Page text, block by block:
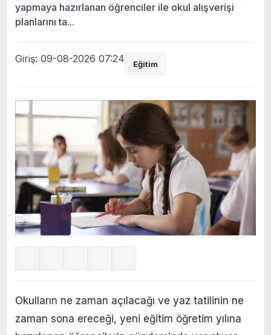
yapmaya hazırlanan öğrenciler ile okul alışverişi
planlarını ta...
Giriş: 09-08-2026 07:24 Eğitim
Okulların ne zaman açılacağı ve yaz tatilinin ne
zaman sona ereceği, yeni eğitim öğretim yılına